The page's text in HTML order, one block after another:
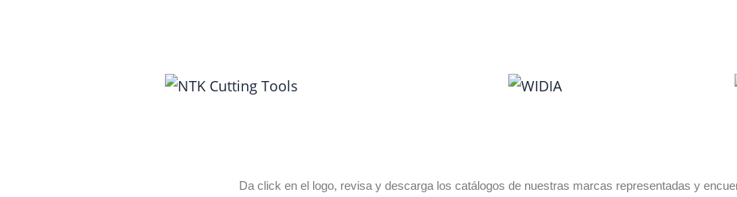
Da click en el logo, revisa y descarga los catálogos de nuestras marcas representadas y